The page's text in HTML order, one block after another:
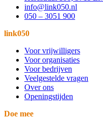
info@link050.nl
050 – 3051 900
link050
Voor vrijwilligers
Voor organisaties
Voor bedrijven
Veelgestelde vragen
Over ons
Openingstijden
Doe mee